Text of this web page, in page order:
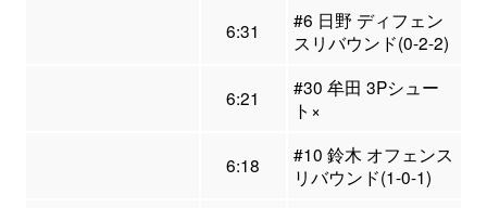
6:31
#6 日野 ディフェン
スリバウンド(0-2-2)
6:21
#30 牟田 3Pシュー
ト×
6:18
#10 鈴木 オフェンス
リバウンド(1-0-1)